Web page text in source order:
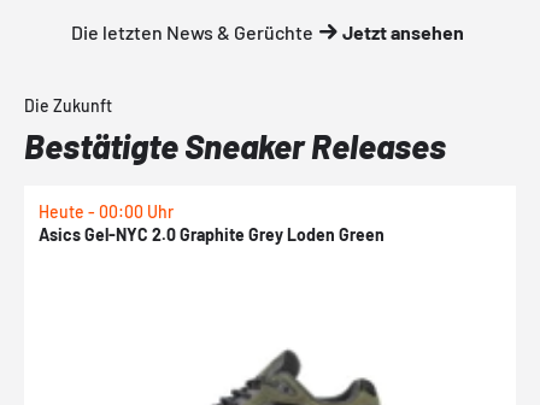
Die letzten News & Gerüchte Jetzt ansehen
Die Zukunft
Bestätigte Sneaker Releases
Heute - 00:00 Uhr
Asics Gel-NYC 2.0 Graphite Grey Loden Green